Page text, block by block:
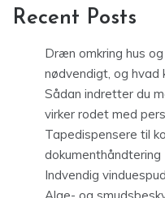
Recent Posts
Dræn omkring hus
nødvendigt, og hvad
Sådan indretter du
virker rodet med
Tapedispensere til
dokumenthåndtering
Indvendig